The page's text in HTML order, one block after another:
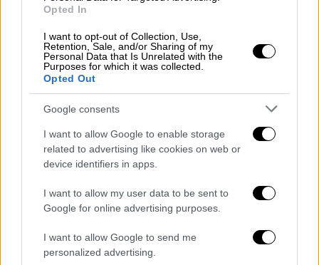
Opted In
I want to opt-out of Collection, Use,
Retention, Sale, and/or Sharing of my
Personal Data that Is Unrelated with the
Purposes for which it was collected.
Opted Out
Google consents
I want to allow Google to enable storage
related to advertising like cookies on web or
device identifiers in apps.
I want to allow my user data to be sent to
Google for online advertising purposes.
I want to allow Google to send me
personalized advertising.
περιλαμβάνει απαραίτητα πολεμικά
πλοία των ΗΠΑ
Η νέα πρωτοβουλία για τα Στενά
του Ορμούζ
δεν θα περιλαμβάνει απαραίτητα τη
συνοδεία εμπορικών πλοίων από το
Πολεμικό Ναυτικό των ΗΠΑ, σύμφωνα με
τον δημοσιογράφο του Axios, Μπαράκ
Ραβίντ.
βρίσκονται«στην περιοχή», σε περίπτωση
που χρειαστεί να αποτρέψουν τις ιρανικές
στρατιωτικές δυνάμειςαπό το να επιτεθούν
σε εμπορικά πλοία.